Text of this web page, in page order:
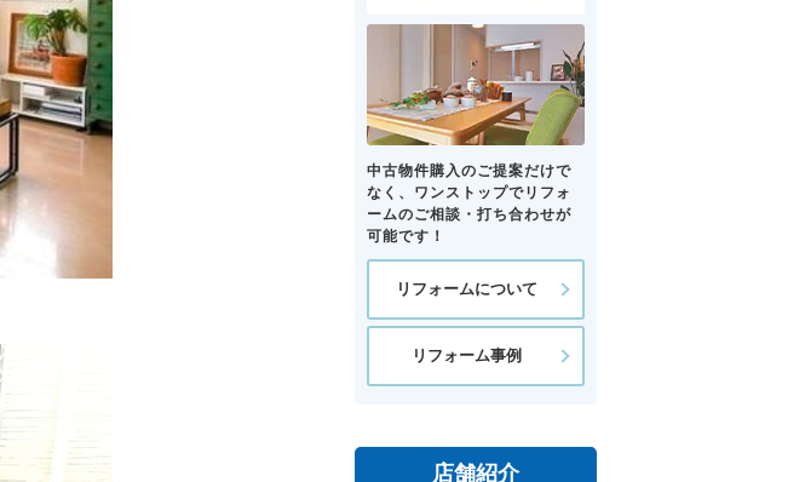
中古物件購入のご提案だけで
なく、ワンストップでリフォ
ームのご相談・打ち合わせが
可能です！
リフォームについて
リフォーム事例
店舗紹介